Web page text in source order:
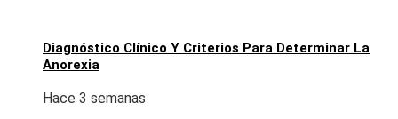
Diagnóstico Clínico Y Criterios Para Determinar La
Anorexia
Hace 3 semanas